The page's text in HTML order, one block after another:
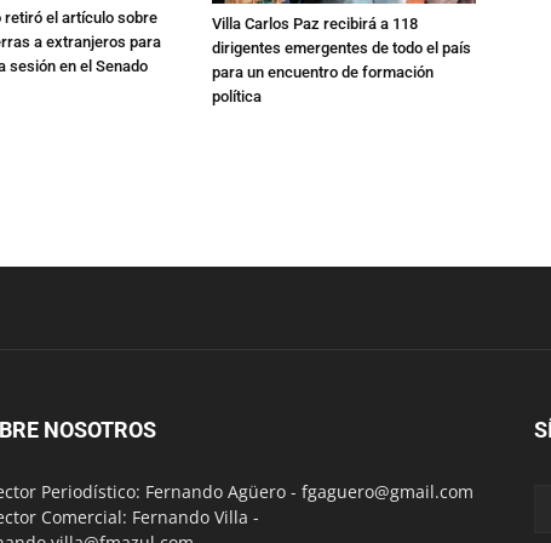
retiró el artículo sobre
a extranjeros para
sesión en el Senado
Villa Carlos Paz recibirá a 118
dirigentes emergentes de todo el país
para un encuentro de formación
política
NOSOTROS
Periodístico: Fernando Agüero - fgaguero@gmail.com
Comercial: Fernando Villa -